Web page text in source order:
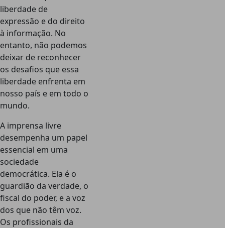
liberdade de
expressão e do direito
à informação. No
entanto, não podemos
deixar de reconhecer
os desafios que essa
liberdade enfrenta em
nosso país e em todo o
mundo.
A imprensa livre
desempenha um papel
essencial em uma
sociedade
democrática. Ela é o
guardião da verdade, o
fiscal do poder, e a voz
dos que não têm voz.
Os profissionais da